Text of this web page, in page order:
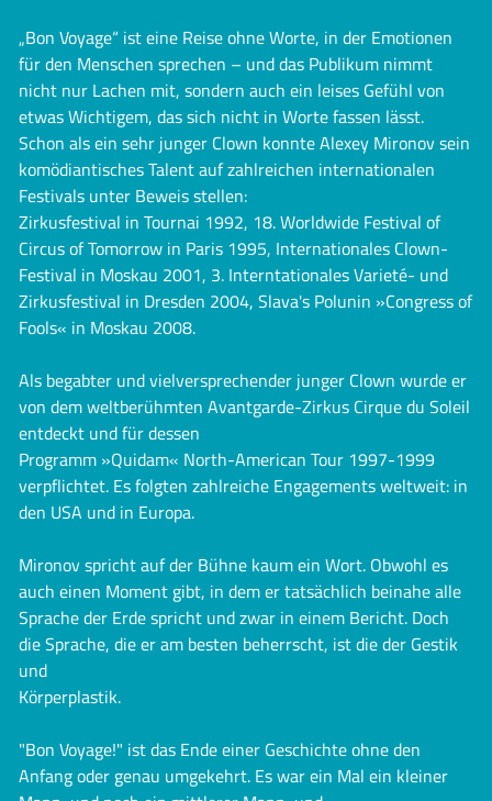
„Bon Voyage“ ist eine Reise ohne Worte, in der Emotionen
für den Menschen sprechen – und das Publikum nimmt
nicht nur Lachen mit, sondern auch ein leises Gefühl von
etwas Wichtigem, das sich nicht in Worte fassen lässt.
Schon als ein sehr junger Clown konnte Alexey Mironov sein
komödiantisches Talent auf zahlreichen internationalen
Festivals unter Beweis stellen:
Zirkusfestival in Tournai 1992, 18. Worldwide Festival of
Circus of Tomorrow in Paris 1995, Internationales Clown-
Festival in Moskau 2001, 3. Interntationales Varieté- und
Zirkusfestival in Dresden 2004, Slava's Polunin »Congress of
Fools« in Moskau 2008.
Als begabter und vielversprechender junger Clown wurde er
von dem weltberühmten Avantgarde-Zirkus Cirque du Soleil
entdeckt und für dessen
Programm »Quidam« North-American Tour 1997-1999
verpflichtet. Es folgten zahlreiche Engagements weltweit: in
den USA und in Europa.
Mironov spricht auf der Bühne kaum ein Wort. Obwohl es
auch einen Moment gibt, in dem er tatsächlich beinahe alle
Sprache der Erde spricht und zwar in einem Bericht. Doch
die Sprache, die er am besten beherrscht, ist die der Gestik
und
Körperplastik.
"Bon Voyage!" ist das Ende einer Geschichte ohne den
Anfang oder genau umgekehrt. Es war ein Mal ein kleiner